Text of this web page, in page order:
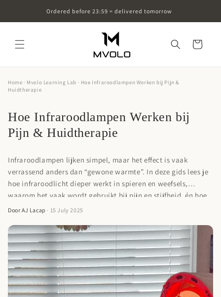
Ordered before 23:59 = delivered tomorrow
Cart
Home · Mvolo Learning Lab · Hoe Infraroodlampen Werken bij Pijn &
Huidtherapie
Hoe Infraroodlampen Werken bij
Pijn & Huidtherapie
Infraroodlampen lijken simpel, maar het effect is vaak
verrassend anders dan “gewone warmte”. In deze gids lees je
hoe infraroodlicht dieper werkt in spieren en weefsels,
waarom het vaak wordt gebruikt bij pijn en stijfheid, én hoe
het je huid subtiel kan ondersteunen. Inclusief een veilige
voordat je begint.
Door AJ Lacap · 15 July 2025